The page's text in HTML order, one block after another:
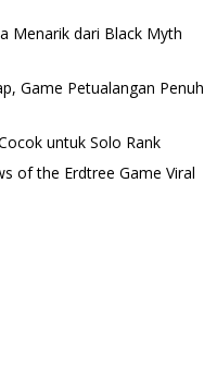
Menarik dari Black Myth
Game Petualangan Penuh
untuk Solo Rank
of the Erdtree Game Viral